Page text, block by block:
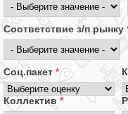
Соответствие з/п рынку
Соц.пакет *
Коллектив *